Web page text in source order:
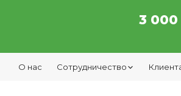
3
О нас Сотрудничество